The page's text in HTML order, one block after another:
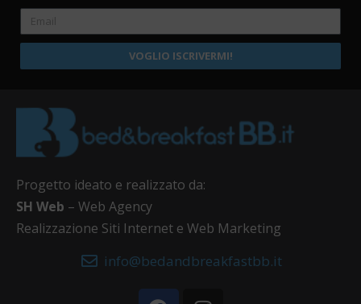
VOGLIO ISCRIVERMI!
Progetto ideato e realizzato da:
SH Web – Web Agency
Realizzazione Siti Internet e Web Marketing
info@bedandbreakfastbb.it